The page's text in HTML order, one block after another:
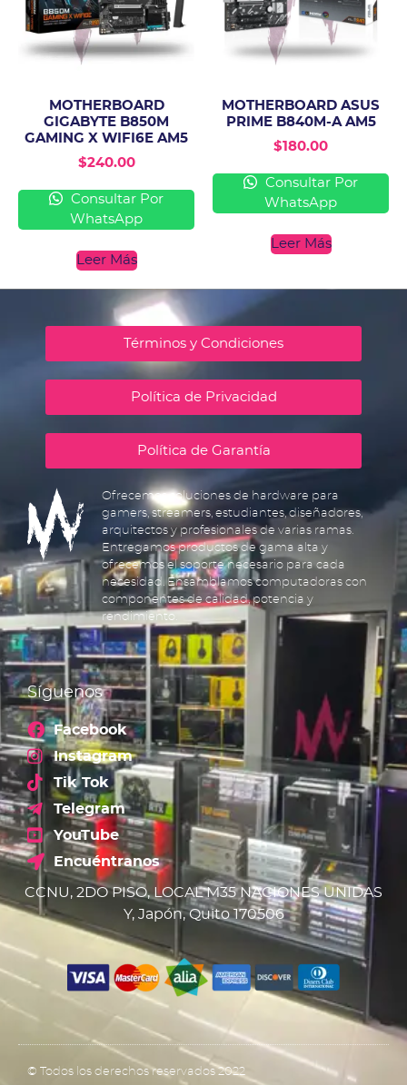
MOTHERBOARD
GIGABYTE B850M
GAMING X WIFI6E AM5
$240.00
Consultar Por
WhatsApp
Leer Más
MOTHERBOARD ASUS
PRIME B840M-A AM5
$180.00
Consultar Por
WhatsApp
Leer Más
Términos y Condiciones
Política de Privacidad
Política de Garantía
Ofrecemos soluciones de hardware para
gamers, streamers, estudiantes, diseñadores,
arquitectos y profesionales de varias ramas.
Entregamos productos de gama alta y
ofrecemos el soporte necesario para cada
necesidad. Ensamblamos computadoras con
componentes de calidad, potencia y
rendimiento.
Síguenos
Facebook
Instagram
Tik Tok
Telegram
YouTube
Encuéntranos
CCNU, 2DO PISO, LOCAL M35 NACIONES UNIDAS
Y, Japón, Quito 170506
© Todos los derechos reservados 2022